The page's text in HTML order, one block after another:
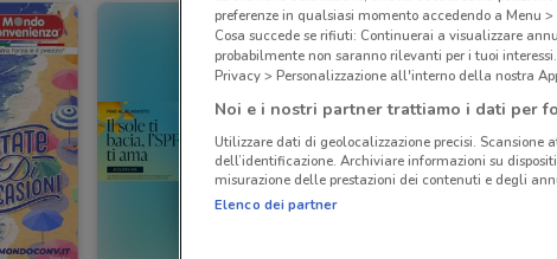
preferenze in qualsiasi momento accedendo a Menu
Cosa succede se rifiuti: Continuerai a visualizzare
probabilmente non saranno rilevanti per i tuoi
Privacy > Personalizzazione all'interno della nostra
Noi e i nostri partner trattiamo i dati per
Utilizzare dati di geolocalizzazione precisi.
dell’identificazione. Archiviare informazioni su
misurazione delle prestazioni dei contenuti e degli
Elenco dei partner